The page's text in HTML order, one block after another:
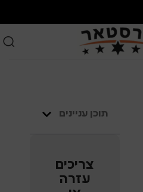
תוכן עניינים
צריכים
עזרה